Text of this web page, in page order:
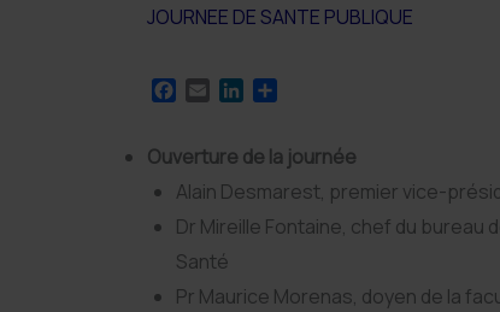
JOURNEE DE SANTE PUBLIQUE
e
b
o
k
i
l
k
e
I
t
a
e
Ouverture de la journée
Alain Desmarest, premier vice-
Dr Mireille Fontaine, chef du bureau
Santé
Pr Maurice Morenas, doyen de la